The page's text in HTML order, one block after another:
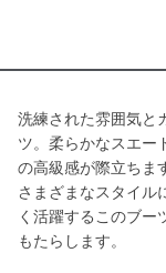
洗練された雰囲気と
ツ。柔らかなスエー
の高級感が際立ちま
さまざまなスタイル
く活躍するこのブー
もたらします。